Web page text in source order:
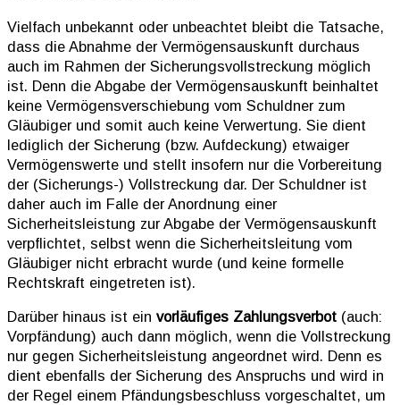
Vielfach unbekannt oder unbeachtet bleibt die Tatsache,
dass die Abnahme der Vermögensauskunft durchaus
auch im Rahmen der Sicherungsvollstreckung möglich
ist. Denn die Abgabe der Vermögensauskunft beinhaltet
keine Vermögensverschiebung vom Schuldner zum
Gläubiger und somit auch keine Verwertung. Sie dient
lediglich der Sicherung (bzw. Aufdeckung) etwaiger
Vermögenswerte und stellt insofern nur die Vorbereitung
der (Sicherungs-) Vollstreckung dar. Der Schuldner ist
daher auch im Falle der Anordnung einer
Sicherheitsleistung zur Abgabe der Vermögensauskunft
verpflichtet, selbst wenn die Sicherheitsleitung vom
Gläubiger nicht erbracht wurde (und keine formelle
Rechtskraft eingetreten ist).
Darüber hinaus ist ein vorläufiges Zahlungsverbot (auch:
Vorpfändung) auch dann möglich, wenn die Vollstreckung
nur gegen Sicherheitsleistung angeordnet wird. Denn es
dient ebenfalls der Sicherung des Anspruchs und wird in
der Regel einem Pfändungsbeschluss vorgeschaltet, um